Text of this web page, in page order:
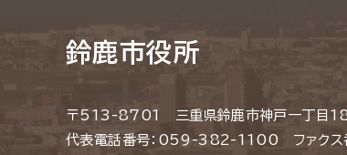
鈴鹿市役所
〒513-8701 三重県鈴鹿市神戸一丁目
代表電話番号：059-382-1100 ファク